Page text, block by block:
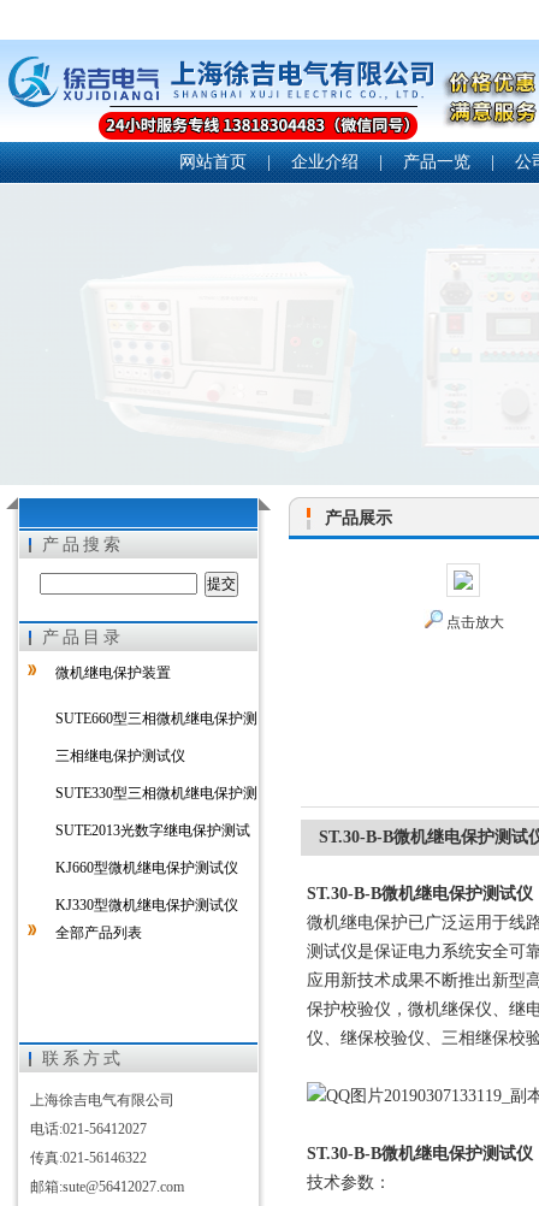
上海徐吉电气有限公司
网站首页 | 企业介绍 | 产品一览 | 公
产品搜索
产品目录
微机继电保护装置
SUTE660型三相微机继电保护测
三相继电保护测试仪
SUTE330型三相微机继电保护测
SUTE2013光数字继电保护测试
KJ660型微机继电保护测试仪
KJ330型微机继电保护测试仪
全部产品列表
联系方式
上海徐吉电气有限公司
电话:021-56412027
传真:021-56146322
邮箱:sute@56412027.com
产品展示
点击放大
ST.30-B-B微机继电保护测试
ST.30-B-B微机继电保护测试仪
微机继电保护已广泛运用于线
测试仪是保证电力系统安全可
应用新技术成果不断推出新型
保护校验仪，微机继保仪、继
仪、继保校验仪、三相继保校
ST.30-B-B微机继电保护测试仪
技术参数：